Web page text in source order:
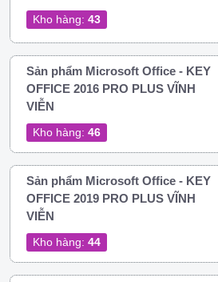
Kho hàng: 43
Sản phẩm Microsoft Office - KEY
OFFICE 2016 PRO PLUS VĨNH
VIỄN
Kho hàng: 46
Sản phẩm Microsoft Office - KEY
OFFICE 2019 PRO PLUS VĨNH
VIỄN
Kho hàng: 44